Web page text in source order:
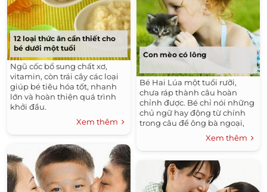
12 loại thức ăn cần thiết cho
bé dưới một tuổi
Ngũ cốc bổ sung chất xơ,
vitamin, còn trái cây các loại
giúp bé tiêu hóa tốt, nhanh
lớn và hoàn thiện quá trình
khởi đầu.
Xem thêm
Con mèo có lông
Bé Hai Lúa một tuổi rưỡi,
chưa ráp thành câu hoàn
chỉnh được. Bé chỉ nói những
chủ ngữ hay động từ chính
trong câu để ông bà ngoại,
mẹ và mọi người hiểu thôi.
Xem thêm